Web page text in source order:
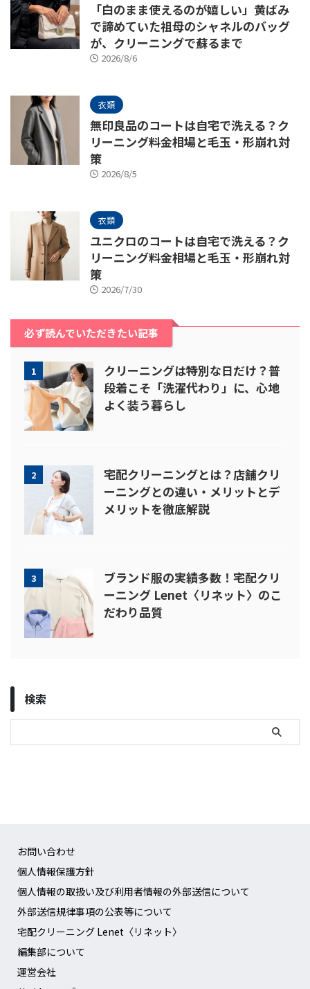
「白のまま使えるのが嬉しい」黄ばみ
で諦めていた祖母のシャネルのバッグ
が、クリーニングで蘇るまで
2026/8/6
衣類
無印良品のコートは自宅で洗える？ク
リーニング料金相場と毛玉・形崩れ対
策
2026/8/5
衣類
ユニクロのコートは自宅で洗える？ク
リーニング料金相場と毛玉・形崩れ対
策
2026/7/30
必ず読んでいただきたい記事
1
クリーニングは特別な日だけ？普
段着こそ「洗濯代わり」に、心地
よく装う暮らし
2
宅配クリーニングとは？店舗クリ
ーニングとの違い・メリットとデ
メリットを徹底解説
3
ブランド服の実績多数！宅配クリ
ーニング Lenet〈リネット〉のこ
だわり品質
検索
お問い合わせ
個人情報保護方針
個人情報の取扱い及び利用者情報の外部送信について
外部送信規律事項の公表等について
宅配クリーニング Lenet〈リネット〉
編集部について
運営会社